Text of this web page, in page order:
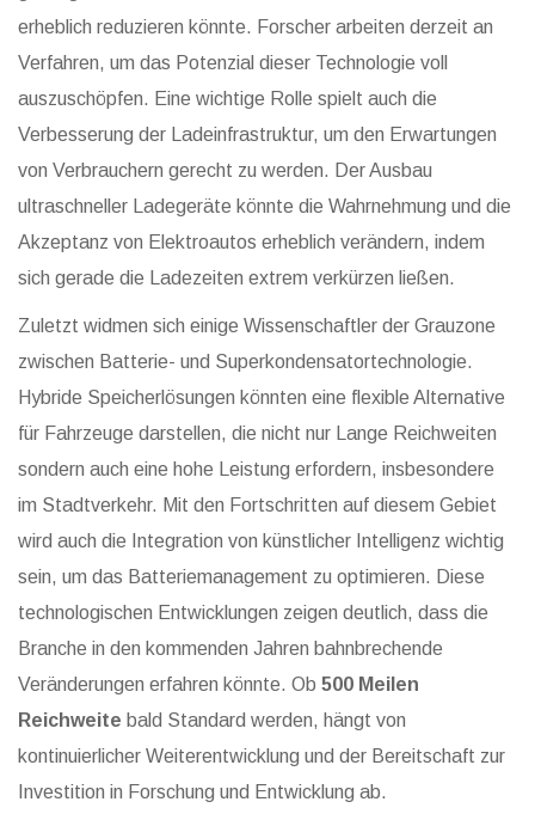
erheblich reduzieren könnte. Forscher arbeiten derzeit an
Verfahren, um das Potenzial dieser Technologie voll
auszuschöpfen. Eine wichtige Rolle spielt auch die
Verbesserung der Ladeinfrastruktur, um den Erwartungen
von Verbrauchern gerecht zu werden. Der Ausbau
ultraschneller Ladegeräte könnte die Wahrnehmung und die
Akzeptanz von Elektroautos erheblich verändern, indem
sich gerade die Ladezeiten extrem verkürzen ließen.
Zuletzt widmen sich einige Wissenschaftler der Grauzone
zwischen Batterie- und Superkondensatortechnologie.
Hybride Speicherlösungen könnten eine flexible Alternative
für Fahrzeuge darstellen, die nicht nur Lange Reichweiten
sondern auch eine hohe Leistung erfordern, insbesondere
im Stadtverkehr. Mit den Fortschritten auf diesem Gebiet
wird auch die Integration von künstlicher Intelligenz wichtig
sein, um das Batteriemanagement zu optimieren. Diese
technologischen Entwicklungen zeigen deutlich, dass die
Branche in den kommenden Jahren bahnbrechende
Veränderungen erfahren könnte. Ob 500 Meilen
Reichweite bald Standard werden, hängt von
kontinuierlicher Weiterentwicklung und der Bereitschaft zur
Investition in Forschung und Entwicklung ab.